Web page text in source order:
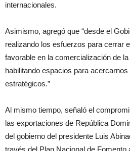
internacionales.
Asimismo, agregó que “desde el
realizando los esfuerzos para cerrar
favorable en la comercialización de
habilitando espacios para
estratégicos.”
Al mismo tiempo, señaló el
las exportaciones de República
del gobierno del presidente Luis